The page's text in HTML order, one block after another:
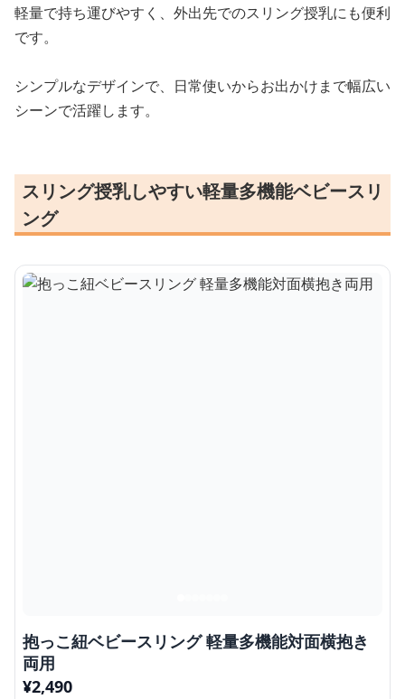
軽量で持ち運びやすく、外出先でのスリング授乳にも便利
です。
シンプルなデザインで、日常使いからお出かけまで幅広い
シーンで活躍します。
スリング授乳しやすい軽量多機能ベビースリ
ング
抱っこ紐ベビースリング 軽量多機能対面横抱き
両用
¥2,490